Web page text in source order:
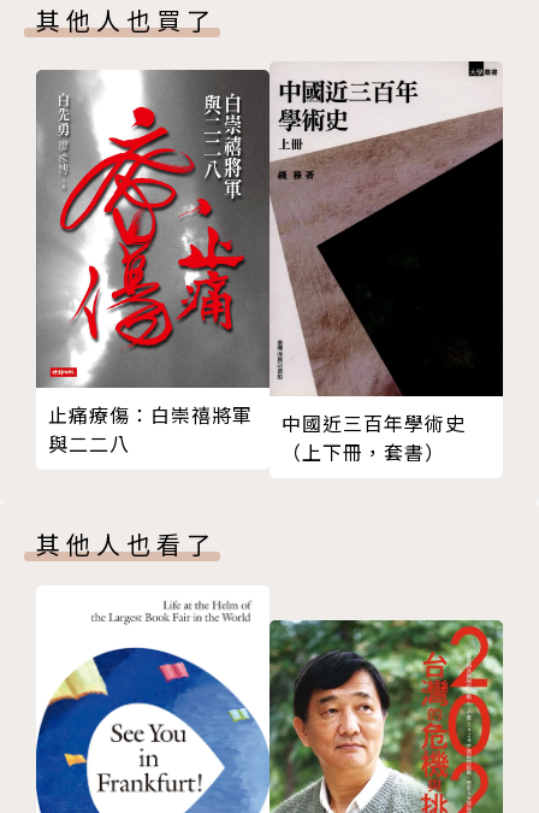
▶︎動亂的「二二八」與「七一三」事件，由大學教授張
則周細說當年往事，願前人的苦難不要重現。
▶︎陳璽文在前線訓練歌手勞軍，籌辦文康有功。等戰爭
平息，和平來到，他走入紅包場，為自己高歌。
▶︎政治大學歷史系主任閻沁恆，隨遺族同學進入師大附
中而滿腹經綸。嚎啕無聲的淚水封藏五十，回想滿目瘡
痍的山河，他看清中華兒女被外族侵略的真相，課堂
上，這真相屆屆代傳。
▶︎小學老師鄧曙從不提原名，就以「曙」字引領自己向
光前行，用袁大頭換來口琴，吹奏出思鄉的傷痛。山東
來的「長公主」鄭峮岩鄭重聲明，「我不是來逃難，我
是來玩的。」
▶︎張秋香進入女青年大隊被派往金門，第二天就碰上八
二三砲戰，調到大膽島，在不見天日的坑道喊話，六十
▶︎「以團結之水，澆命運之花。」帶軍渡海的將軍，越
過黑水溝駐紮寶島練兵，困境中展現勇氣，書中對「高
雄南京村」的兵工廠描述，如在其境。
南京遺族學校獨特的教育回憶，開啟壯闊又溫暖的篇
章。
將蒼穹下的天地與蒼茫中的世界，集合成蒼勁的回望。
從一九四九到現在，三百位第一代學生，戰火幸運兒。
兒孫滿堂的亂世師生緣，心中保留一個蔣媽媽的角落
附中校長黃澂大發慈悲，戰火孤雛不再浪跡天涯
輯二 南遷的遺族學生
年輕時奮鬥向前，年老時喜樂再見．傅達仁
帶著南京的絢麗多彩，走天涯．霍剛
從動亂到棟樑，拉開分界線．閻沁恆
遺族留學生返臺，先向他報到．段劍瀛
輯三 渡海的文武雙全
高雄有個南京村，六十兵工廠遷臺紀事
國家的脊樑，幼年兵最高軍階．熊德銓
安可！為自己再唱一曲．陳璽文
輯四 堅韌的逆風之子
翻一個，大大方方的筋斗．張默
到臺灣兩個奇蹟，絕非僥倖．王忠沂
被日本軍官收養，曲折離奇前半生．汪承棠
輯五 勵志的烽火女傑
大膽阿兵姊，遇上八二三砲戰．張秋香
自立自強，把九十歲活成九○後．鄧曙
我來玩的，不是逃難的．鄭峮岩
輯六 亂世的白袍勇士
這個時代，需要更多的胡一刀．胡秀苑
出走滿洲，再現華夏風骨．孔德相
十七歲就當醫官，全臺執業最高齡．曹志屏
其他人也買了
止痛療傷：白崇禧將軍
與二二八
中國近三百年學術史
（上下冊，套書）
其他人也看了